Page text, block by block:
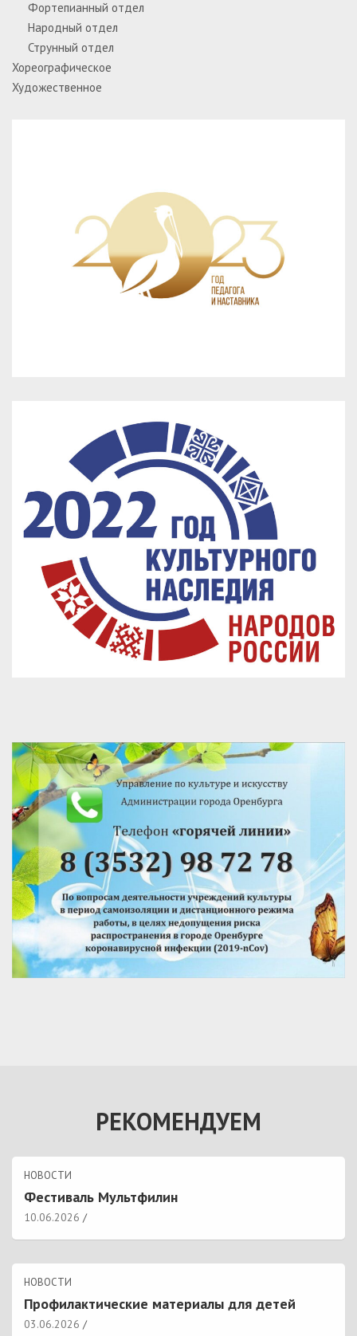
Фортепианный отдел
Народный отдел
Струнный отдел
Хореографическое
Художественное
РЕКОМЕНДУЕМ
НОВОСТИ
Фестиваль Мультфилин
10.06.2026
НОВОСТИ
Профилактические материалы для детей
03.06.2026